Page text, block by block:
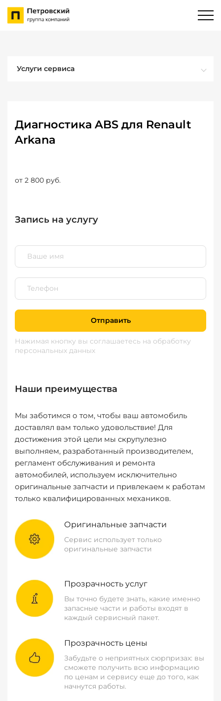
Услуги сервиса
Диагностика ABS для Renault
Arkana
от 2 800 руб.
Запись на услугу
Отправить
Нажимая кнопку вы соглашаетесь на обработку
персональных данных
Наши преимущества
Мы заботимся о том, чтобы ваш автомобиль
доставлял вам только удовольствие! Для
достижения этой цели мы скрупулезно
выполняем, разработанный производителем,
регламент обслуживания и ремонта
автомобилей, используем исключительно
оригинальные запчасти и привлекаем к работам
только квалифицированных механиков.
Оригинальные запчасти
Сервис использует только
оригинальные запчасти
Прозрачность услуг
Вы точно будете знать, какие именно
запасные части и работы входят в
каждый сервисный пакет.
Прозрачность цены
Забудьте о неприятных сюрпризах: вы
сможете получить всю информацию
по ценам и сервису еще до того, как
начнутся работы.